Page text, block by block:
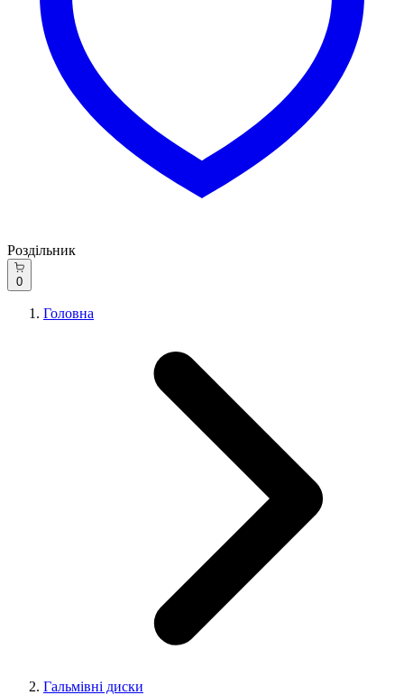
Роздільник
0
Головна
Гальмівні диски